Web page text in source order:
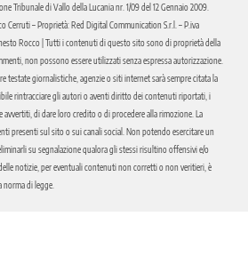
Tribunale di Vallo della Lucania nr. 1/09 del 12 Gennaio 2009.
Cerruti – Proprietà: Red Digital Communication S.r.l. – P.iva
Rocco | Tutti i contenuti di questo sito sono di proprietà della
non possono essere utilizzati senza espressa autorizzazione.
testate giornalistiche, agenzie o siti internet sarà sempre citata la
rintracciare gli autori o aventi diritto dei contenuti riportati, i
di dare loro credito o di procedere alla rimozione. La
presenti sul sito o sui canali social. Non potendo esercitare un
su segnalazione qualora gli stessi risultino offensivi e/o
notizie, per eventuali contenuti non corretti o non veritieri, è
norma di legge.